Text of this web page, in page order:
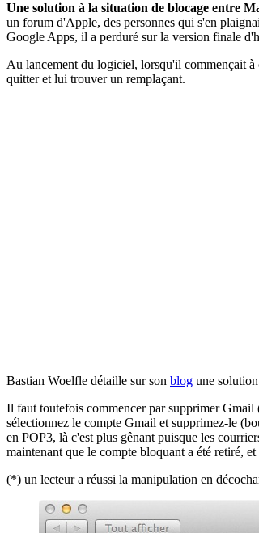
Une solution à la situation de blocage entre
un forum d'Apple, des personnes qui s'en
Google Apps, il a perduré sur la version finale
Au lancement du logiciel, lorsqu'il commençait
quitter et lui trouver un remplaçant.
Bastian Woelfle détaille sur son blog une
Il faut toutefois commencer par supprimer
sélectionnez le compte Gmail et supprimez-le
en POP3, là c'est plus gênant puisque les
maintenant que le compte bloquant a été retiré,
(*) un lecteur a réussi la manipulation en